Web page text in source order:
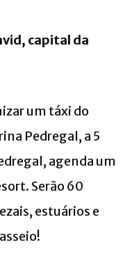
capital da
um táxi do
Pedregal, a 5
agenda um
Serão 60
estuários e